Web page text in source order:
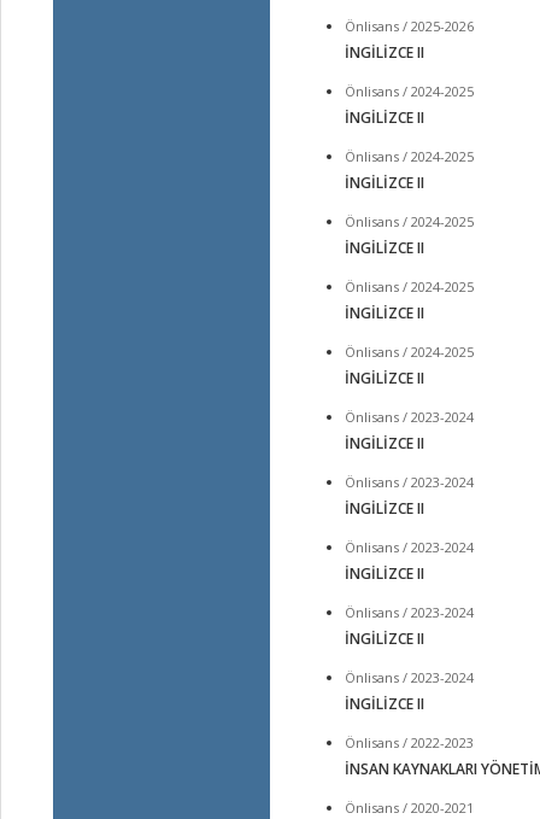
Önlisans / 2025-2026
İNGİLİZCE II
Önlisans / 2024-2025
İNGİLİZCE II
Önlisans / 2024-2025
İNGİLİZCE II
Önlisans / 2024-2025
İNGİLİZCE II
Önlisans / 2024-2025
İNGİLİZCE II
Önlisans / 2024-2025
İNGİLİZCE II
Önlisans / 2023-2024
İNGİLİZCE II
Önlisans / 2023-2024
İNGİLİZCE II
Önlisans / 2023-2024
İNGİLİZCE II
Önlisans / 2023-2024
İNGİLİZCE II
Önlisans / 2023-2024
İNGİLİZCE II
Önlisans / 2022-2023
İNSAN KAYNAKLARI
Önlisans / 2020-2021